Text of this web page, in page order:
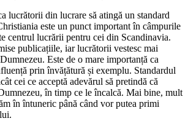
lucrătorii din lucrare să atingă un standard
este un punct important în câmpurile
centrul lucrării pentru cei din Scandinavia.
publicațiile, iar lucrătorii vestesc mai
Este de o mare importanță ca
prin învățătură și exemplu. Standardul
cei ce acceptă adevărul să pretindă că
în timp ce le încalcă. Mai bine, mult
în întuneric până când vor putea primi